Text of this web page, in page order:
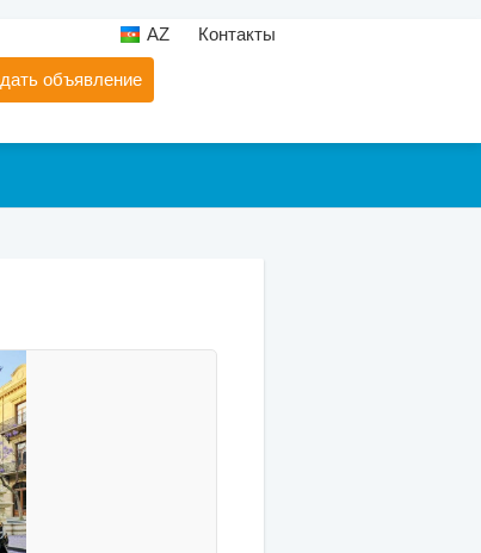
AZ Контакты
объявление